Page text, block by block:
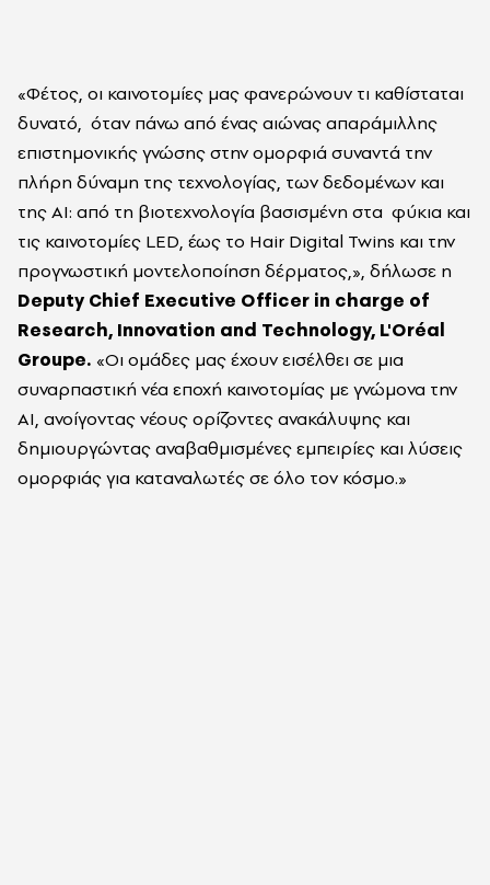
«Φέτος, οι καινοτομίες μας φανερώνουν τι καθίσταται
δυνατό, όταν πάνω από ένας αιώνας απαράμιλλης
επιστημονικής γνώσης στην ομορφιά συναντά την
πλήρη δύναμη της τεχνολογίας, των δεδομένων και
της AI: από τη βιοτεχνολογία βασισμένη στα φύκια και
τις καινοτομίες LED, έως το Hair Digital Twins και την
προγνωστική μοντελοποίηση δέρματος,», δήλωσε η
Deputy Chief Executive Officer in charge of
Research, Innovation and Technology, L'Oréal
Groupe. «Οι ομάδες μας έχουν εισέλθει σε μια
συναρπαστική νέα εποχή καινοτομίας με γνώμονα την
AI, ανοίγοντας νέους ορίζοντες ανακάλυψης και
δημιουργώντας αναβαθμισμένες εμπειρίες και λύσεις
ομορφιάς για καταναλωτές σε όλο τον κόσμο.»